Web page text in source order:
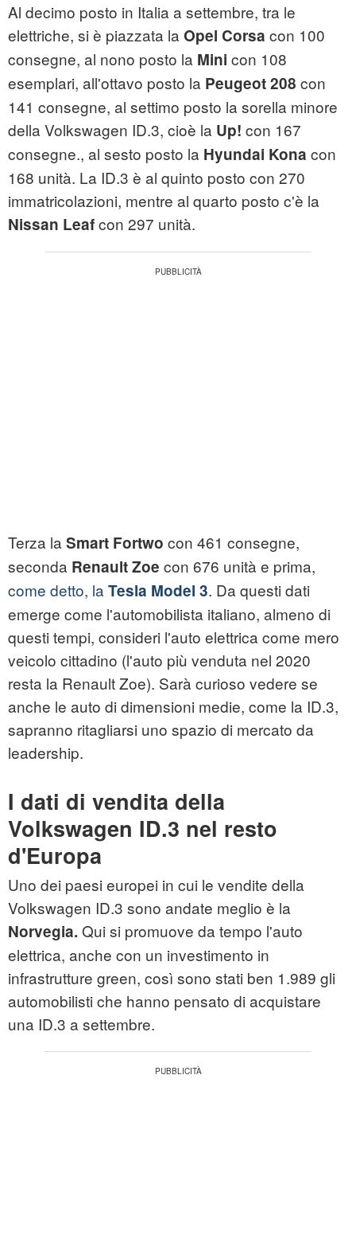
Al decimo posto in Italia a settembre, tra le
elettriche, si è piazzata la Opel Corsa con 100
consegne, al nono posto la Mini con 108
esemplari, all'ottavo posto la Peugeot 208 con
141 consegne, al settimo posto la sorella minore
della Volkswagen ID.3, cioè la Up! con 167
consegne., al sesto posto la Hyundai Kona con
168 unità. La ID.3 è al quinto posto con 270
immatricolazioni, mentre al quarto posto c'è la
Nissan Leafcon 297 unità.
Terza la Smart Fortwo con 461 consegne,
seconda Renault Zoe con 676 unità e prima,
come detto, la Tesla Model 3. Da questi dati
emerge come l'automobilista italiano, almeno di
questi tempi, consideri l'auto elettrica come mero
veicolo cittadino (l'auto più venduta nel 2020
resta la Renault Zoe). Sarà curioso vedere se
anche le auto di dimensioni medie, come la ID.3,
sapranno ritagliarsi uno spazio di mercato da
leadership.
I dati di vendita della
Volkswagen ID.3 nel resto
d'Europa
Uno dei paesi europei in cui le vendite della
Volkswagen ID.3 sono andate meglio è la
Norvegia. Qui si promuove da tempo l'auto
elettrica, anche con un investimento in
infrastrutture green, così sono stati ben 1.989 gli
automobilisti che hanno pensato di acquistare
una ID.3 a settembre.